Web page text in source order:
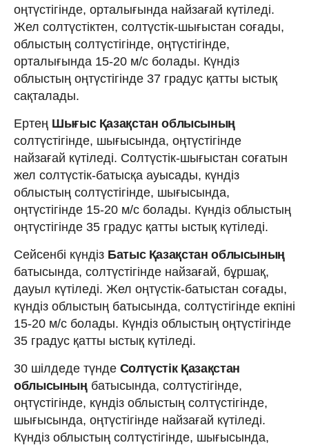
оңтүстігінде, орталығында найзағай күтіледі.
Жел солтүстіктен, солтүстік-шығыстан соғады,
облыстың солтүстігінде, оңтүстігінде,
орталығында 15-20 м/с болады. Күндіз
облыстың оңтүстігінде 37 градус қатты ыстық
сақталады.
Ертең Шығыс Қазақстан облысының
солтүстігінде, шығысында, оңтүстігінде
найзағай күтіледі. Солтүстік-шығыстан соғатын
жел солтүстік-батысқа ауысады, күндіз
облыстың солтүстігінде, шығысында,
оңтүстігінде 15-20 м/с болады. Күндіз облыстың
оңтүстігінде 35 градус қатты ыстық күтіледі.
Сейсенбі күндіз Батыс Қазақстан облысының
батысында, солтүстігінде найзағай, бұршақ,
дауыл күтіледі. Жел оңтүстік-батыстан соғады,
күндіз облыстың батысында, солтүстігінде екпіні
15-20 м/с болады. Күндіз облыстың оңтүстігінде
35 градус қатты ыстық күтіледі.
30 шілдеде түнде Солтүстік Қазақстан
облысыныңбатысында, солтүстігінде,
оңтүстігінде, күндіз облыстың солтүстігінде,
шығысында, оңтүстігінде найзағай күтіледі.
Күндіз облыстың солтүстігінде, шығысында,